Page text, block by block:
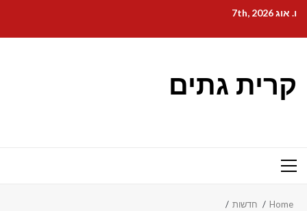
content
ו. אוג 7th, 2026
קרית גתים
Primary
Home
חדשות